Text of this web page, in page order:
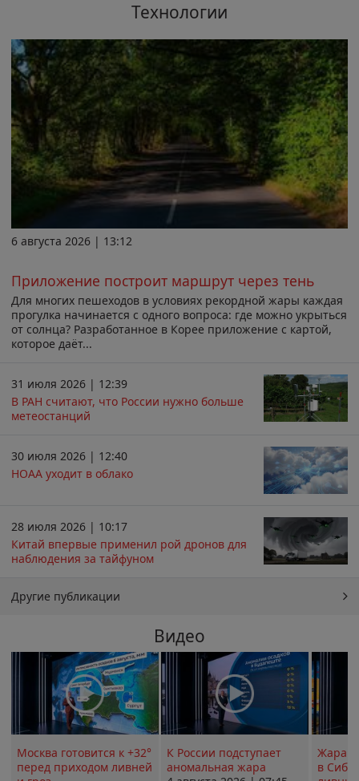
Технологии
6 августа 2026 | 13:12
Приложение построит маршрут через тень
Для многих пешеходов в условиях рекордной жары каждая
прогулка начинается с одного вопроса: где можно укрыться
от солнца? Разработанное в Корее приложение с картой,
которое даёт...
31 июля 2026 | 12:39
В РАН считают, что России нужно больше
метеостанций
30 июля 2026 | 12:40
НОАА уходит в облако
28 июля 2026 | 10:17
Китай впервые применил рой дронов для
наблюдения за тайфуном
Другие публикации
Видео
Москва готовится к +32°
перед приходом ливней
К России подступает
аномальная жара
Жара в
в